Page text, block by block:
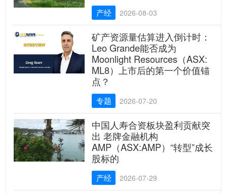
产经 2026-08-03
矿产资源量估算进入倒计时：
Leo Grande能否成为
Moonlight Resources（ASX:
ML8）上市后的第一个价值锚
点？
专题 2026-07-20
中国人寿合资板块盈利贡献突
出 老牌金融机构
AMP（ASX:AMP）“转型”成长
股标的
产经 2026-07-29